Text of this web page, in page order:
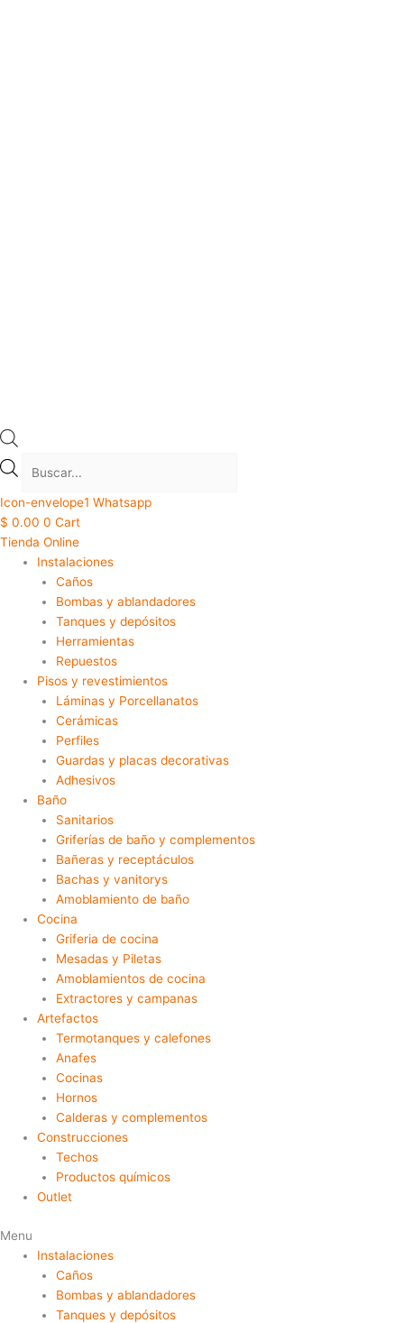
Icon-envelope1 Whatsapp
$ 0.00 0 Cart
Tienda Online
Instalaciones
Caños
Bombas y ablandadores
Tanques y depósitos
Herramientas
Repuestos
Pisos y revestimientos
Láminas y Porcellanatos
Cerámicas
Perfiles
Guardas y placas decorativas
Adhesivos
Baño
Sanitarios
Griferías de baño y complementos
Bañeras y receptáculos
Bachas y vanitorys
Amoblamiento de baño
Cocina
Griferia de cocina
Mesadas y Piletas
Amoblamientos de cocina
Extractores y campanas
Artefactos
Termotanques y calefones
Anafes
Cocinas
Hornos
Calderas y complementos
Construcciones
Techos
Productos químicos
Outlet
Menu
Instalaciones
Caños
Bombas y ablandadores
Tanques y depósitos